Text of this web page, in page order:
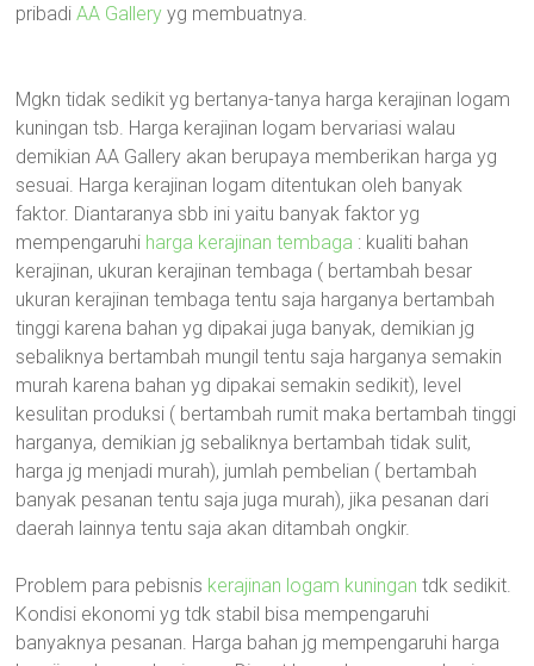
pribadiAA Gallery yg membuatnya.
Mgkn tidak sedikit yg bertanya-tanya harga kerajinan logam
kuningan tsb. Harga kerajinan logam bervariasi walau
demikian AA Gallery akan berupaya memberikan harga yg
sesuai. Harga kerajinan logam ditentukan oleh banyak
faktor. Diantaranya sbb ini yaitu banyak faktor yg
mempengaruhi harga kerajinan tembaga : kualiti bahan
kerajinan, ukuran kerajinan tembaga ( bertambah besar
ukuran kerajinan tembaga tentu saja harganya bertambah
tinggi karena bahan yg dipakai juga banyak, demikian jg
sebaliknya bertambah mungil tentu saja harganya semakin
murah karena bahan yg dipakai semakin sedikit), level
kesulitan produksi ( bertambah rumit maka bertambah tinggi
harganya, demikian jg sebaliknya bertambah tidak sulit,
harga jg menjadi murah), jumlah pembelian ( bertambah
banyak pesanan tentu saja juga murah), jika pesanan dari
daerah lainnya tentu saja akan ditambah ongkir.
Problem para pebisnis kerajinan logam kuningan tdk sedikit.
Kondisi ekonomi yg tdk stabil bisa mempengaruhi
banyaknya pesanan. Harga bahan jg mempengaruhi harga